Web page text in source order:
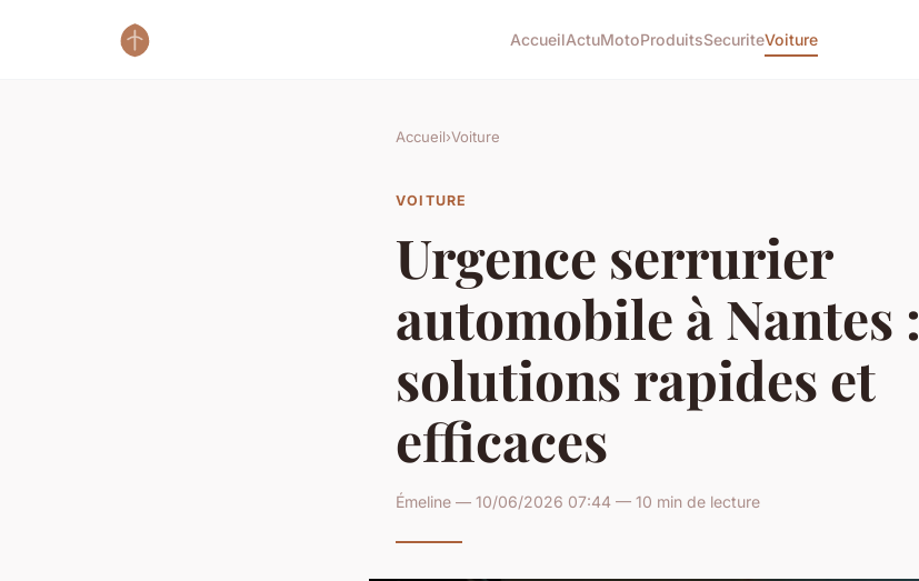
AccueilActuMotoProduitsSecuriteVoiture
Accueil›Voiture
VOITURE
Urgence serrurier
automobile à Nantes :
solutions rapides et
efficaces
Émeline — 10/06/2026 07:44 — 10 min de lecture